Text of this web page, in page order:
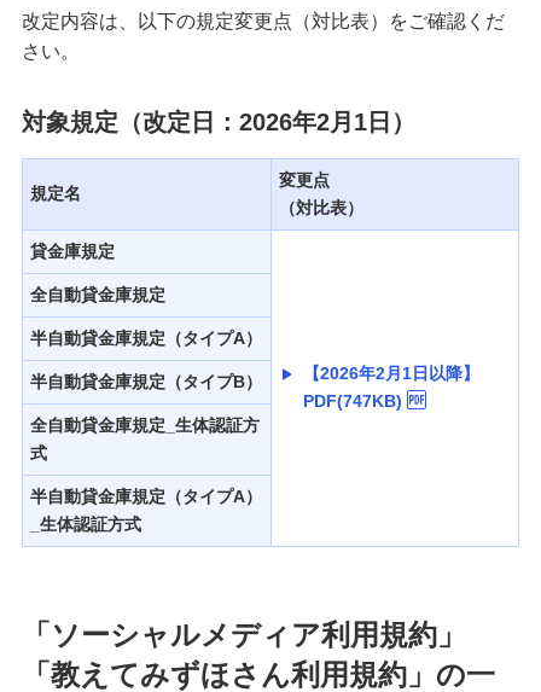
改定内容は、以下の規定変更点（対比表）をご確認くだ
さい。
対象規定（改定日：2026年2月1日）
規定名
変更点
（対比表）
貸金庫規定
【2026年2月1日以降】
PDF(747KB)
全自動貸金庫規定
半自動貸金庫規定（タイプA）
半自動貸金庫規定（タイプB）
全自動貸金庫規定_生体認証方
式
半自動貸金庫規定（タイプA）
_生体認証方式
「ソーシャルメディア利用規約」
「教えてみずほさん利用規約」の一